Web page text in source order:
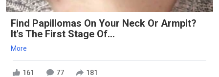
Find Papillomas On Your Neck Or Armpit?
It's The First Stage Of...
More
161 77 181